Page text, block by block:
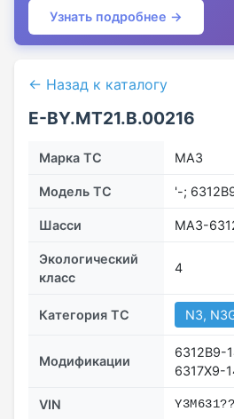
Узнать подробнее →
← Назад к каталогу
E-BY.MT21.B.00216
Марка ТС МАЗ
Модель ТС '-;
Шасси МАЗ-
Экологический
класс
4
Категория ТС N3,
Модификации
6312В9-
6317Х9-
VIN